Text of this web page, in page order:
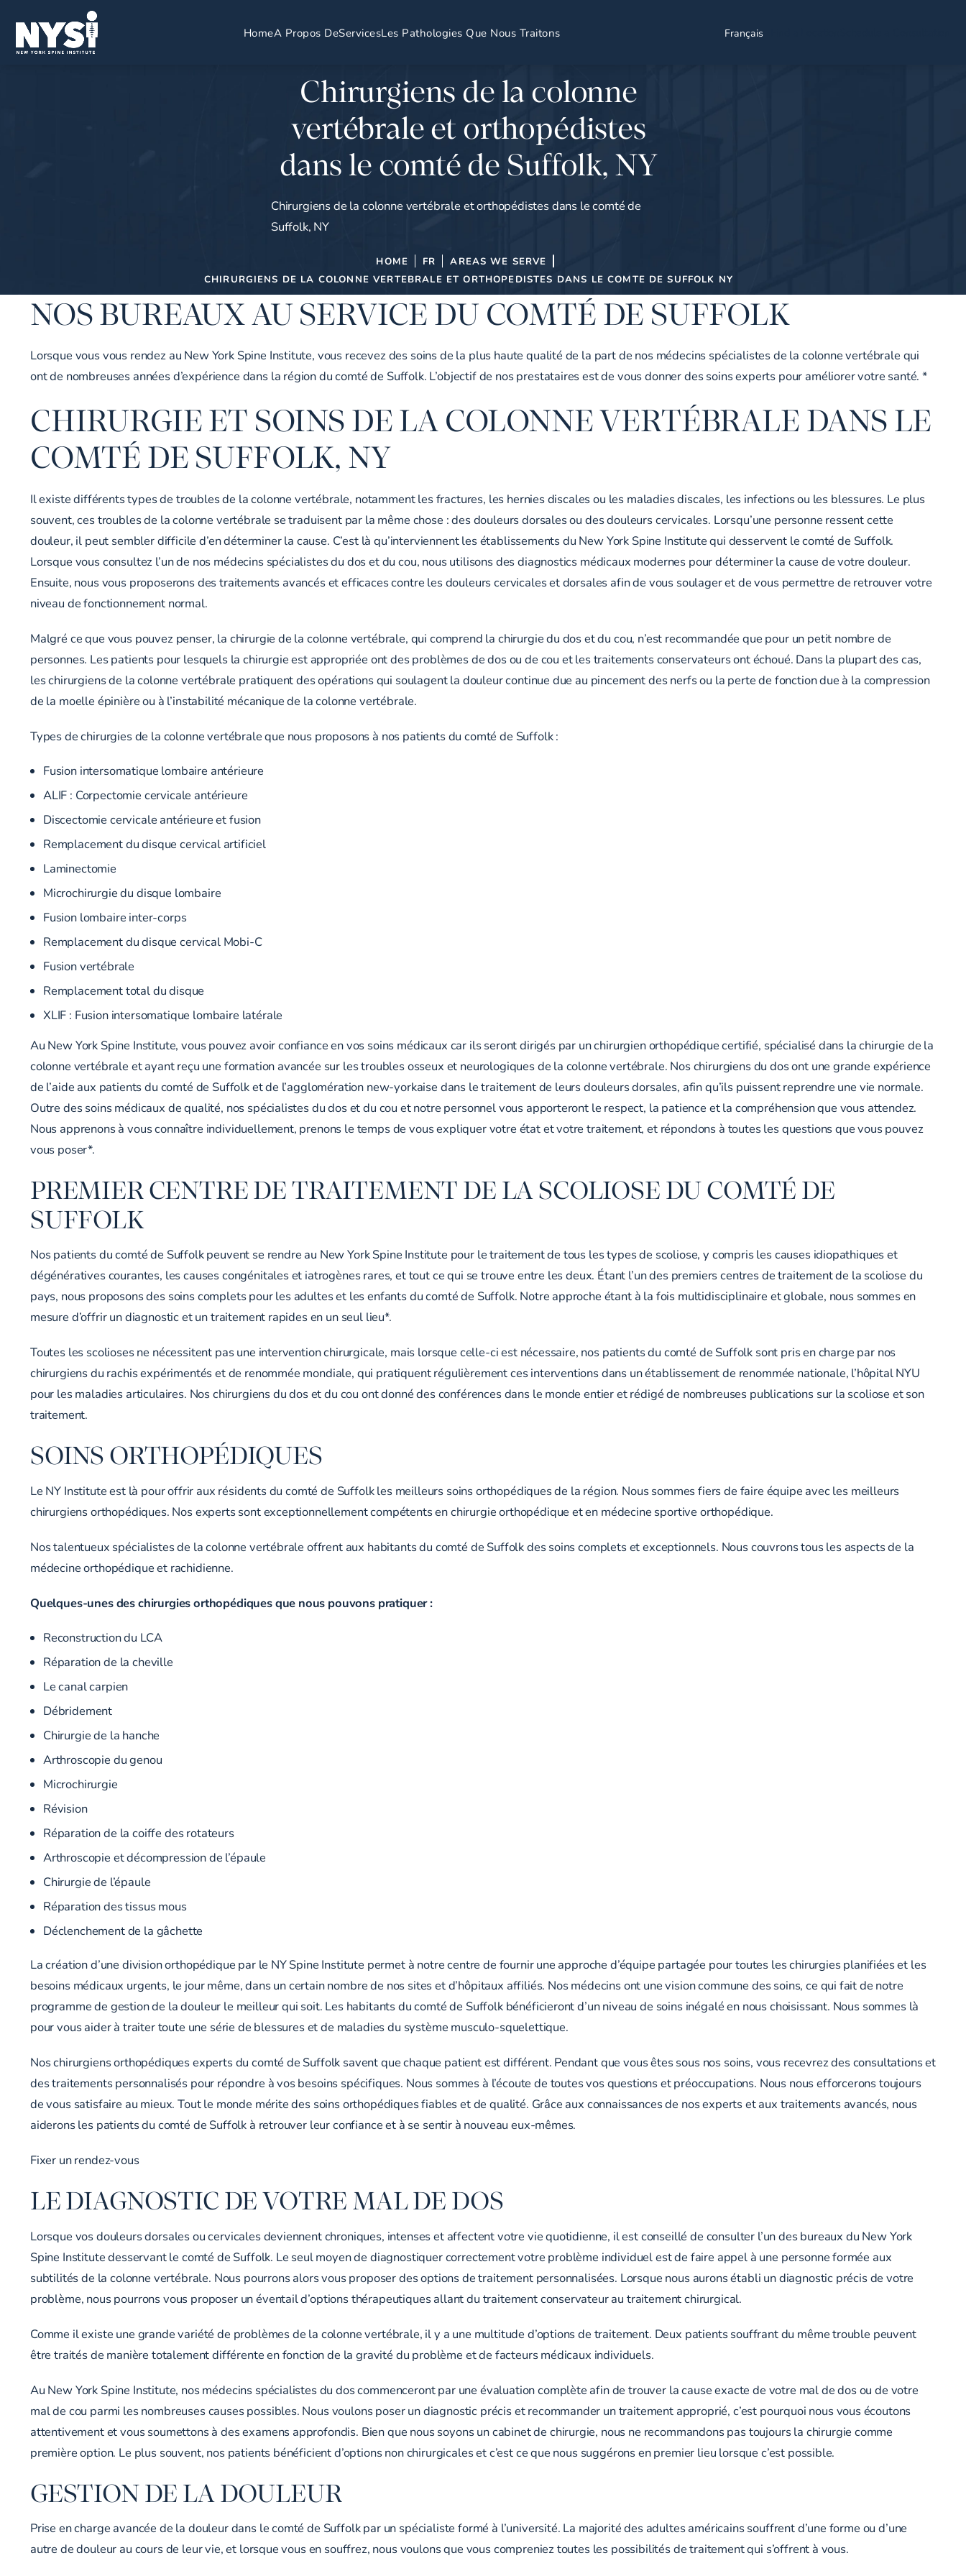
HomeA Propos DeServicesLes Pathologies Que Nous Traitons Français
Chirurgiens de la colonne
vertébrale et orthopédistes
dans le comté de Suffolk, NY
Chirurgiens de la colonne vertébrale et orthopédistes dans le comté de
Suffolk, NY
HOME FR
AREAS WE SERVE
CHIRURGIENS DE LA COLONNE VERTEBRALE ET ORTHOPEDISTES DANS LE COMTE DE SUFFOLK NY
NOS BUREAUX AU SERVICE DU COMTÉ DE SUFFOLK
Lorsque vous vous rendez au New York Spine Institute, vous recevez des soins de la plus haute qualité de la part de nos médecins spécialistes de la colonne vertébrale qui
ont de nombreuses années d’expérience dans la région du comté de Suffolk. L’objectif de nos prestataires est de vous donner des soins experts pour améliorer votre santé. *
CHIRURGIE ET SOINS DE LA COLONNE VERTÉBRALE DANS LE
COMTÉ DE SUFFOLK, NY
Il existe différents types de troubles de la colonne vertébrale, notamment les fractures, les hernies discales ou les maladies discales, les infections ou les blessures. Le plus
souvent, ces troubles de la colonne vertébrale se traduisent par la même chose : des douleurs dorsales ou des douleurs cervicales. Lorsqu’une personne ressent cette
douleur, il peut sembler difficile d’en déterminer la cause. C’est là qu’interviennent les établissements du New York Spine Institute qui desservent le comté de Suffolk.
Lorsque vous consultez l’un de nos médecins spécialistes du dos et du cou, nous utilisons des diagnostics médicaux modernes pour déterminer la cause de votre douleur.
Ensuite, nous vous proposerons des traitements avancés et efficaces contre les douleurs cervicales et dorsales afin de vous soulager et de vous permettre de retrouver votre
niveau de fonctionnement normal.
Malgré ce que vous pouvez penser, la chirurgie de la colonne vertébrale, qui comprend la chirurgie du dos et du cou, n’est recommandée que pour un petit nombre de
personnes. Les patients pour lesquels la chirurgie est appropriée ont des problèmes de dos ou de cou et les traitements conservateurs ont échoué. Dans la plupart des cas,
les chirurgiens de la colonne vertébrale pratiquent des opérations qui soulagent la douleur continue due au pincement des nerfs ou la perte de fonction due à la compression
de la moelle épinière ou à l’instabilité mécanique de la colonne vertébrale.
Types de chirurgies de la colonne vertébrale que nous proposons à nos patients du comté de Suffolk :
Fusion intersomatique lombaire antérieure
ALIF : Corpectomie cervicale antérieure
Discectomie cervicale antérieure et fusion
Remplacement du disque cervical artificiel
Laminectomie
Microchirurgie du disque lombaire
Fusion lombaire inter-corps
Remplacement du disque cervical Mobi-C
Fusion vertébrale
Remplacement total du disque
XLIF : Fusion intersomatique lombaire latérale
Au New York Spine Institute, vous pouvez avoir confiance en vos soins médicaux car ils seront dirigés par un chirurgien orthopédique certifié, spécialisé dans la chirurgie de la
colonne vertébrale et ayant reçu une formation avancée sur les troubles osseux et neurologiques de la colonne vertébrale. Nos chirurgiens du dos ont une grande expérience
de l’aide aux patients du comté de Suffolk et de l’agglomération new-yorkaise dans le traitement de leurs douleurs dorsales, afin qu’ils puissent reprendre une vie normale.
Outre des soins médicaux de qualité, nos spécialistes du dos et du cou et notre personnel vous apporteront le respect, la patience et la compréhension que vous attendez.
Nous apprenons à vous connaître individuellement, prenons le temps de vous expliquer votre état et votre traitement, et répondons à toutes les questions que vous pouvez
vous poser*.
PREMIER CENTRE DE TRAITEMENT DE LA SCOLIOSE DU COMTÉ DE
SUFFOLK
Nos patients du comté de Suffolk peuvent se rendre au New York Spine Institute pour le traitement de tous les types de scoliose, y compris les causes idiopathiques et
dégénératives courantes, les causes congénitales et iatrogènes rares, et tout ce qui se trouve entre les deux. Étant l’un des premiers centres de traitement de la scoliose du
pays, nous proposons des soins complets pour les adultes et les enfants du comté de Suffolk. Notre approche étant à la fois multidisciplinaire et globale, nous sommes en
mesure d’offrir un diagnostic et un traitement rapides en un seul lieu*.
Toutes les scolioses ne nécessitent pas une intervention chirurgicale, mais lorsque celle-ci est nécessaire, nos patients du comté de Suffolk sont pris en charge par nos
chirurgiens du rachis expérimentés et de renommée mondiale, qui pratiquent régulièrement ces interventions dans un établissement de renommée nationale, l’hôpital NYU
pour les maladies articulaires. Nos chirurgiens du dos et du cou ont donné des conférences dans le monde entier et rédigé de nombreuses publications sur la scoliose et son
traitement.
SOINS ORTHOPÉDIQUES
Le NY Institute est là pour offrir aux résidents du comté de Suffolk les meilleurs soins orthopédiques de la région. Nous sommes fiers de faire équipe avec les meilleurs
chirurgiens orthopédiques. Nos experts sont exceptionnellement compétents en chirurgie orthopédique et en médecine sportive orthopédique.
Nos talentueux spécialistes de la colonne vertébrale offrent aux habitants du comté de Suffolk des soins complets et exceptionnels. Nous couvrons tous les aspects de la
médecine orthopédique et rachidienne.
Quelques-unes des chirurgies orthopédiques que nous pouvons pratiquer :
Reconstruction du LCA
Réparation de la cheville
Le canal carpien
Débridement
Chirurgie de la hanche
Arthroscopie du genou
Microchirurgie
Révision
Réparation de la coiffe des rotateurs
Arthroscopie et décompression de l’épaule
Chirurgie de l’épaule
Réparation des tissus mous
Déclenchement de la gâchette
La création d’une division orthopédique par le NY Spine Institute permet à notre centre de fournir une approche d’équipe partagée pour toutes les chirurgies planifiées et les
besoins médicaux urgents, le jour même, dans un certain nombre de nos sites et d’hôpitaux affiliés. Nos médecins ont une vision commune des soins, ce qui fait de notre
programme de gestion de la douleur le meilleur qui soit. Les habitants du comté de Suffolk bénéficieront d’un niveau de soins inégalé en nous choisissant. Nous sommes là
pour vous aider à traiter toute une série de blessures et de maladies du système musculo-squelettique.
Nos chirurgiens orthopédiques experts du comté de Suffolk savent que chaque patient est différent. Pendant que vous êtes sous nos soins, vous recevrez des consultations et
des traitements personnalisés pour répondre à vos besoins spécifiques. Nous sommes à l’écoute de toutes vos questions et préoccupations. Nous nous efforcerons toujours
de vous satisfaire au mieux. Tout le monde mérite des soins orthopédiques fiables et de qualité. Grâce aux connaissances de nos experts et aux traitements avancés, nous
aiderons les patients du comté de Suffolk à retrouver leur confiance et à se sentir à nouveau eux-mêmes.
Fixer un rendez-vous
LE DIAGNOSTIC DE VOTRE MAL DE DOS
Lorsque vos douleurs dorsales ou cervicales deviennent chroniques, intenses et affectent votre vie quotidienne, il est conseillé de consulter l’un des bureaux du New York
Spine Institute desservant le comté de Suffolk. Le seul moyen de diagnostiquer correctement votre problème individuel est de faire appel à une personne formée aux
subtilités de la colonne vertébrale. Nous pourrons alors vous proposer des options de traitement personnalisées. Lorsque nous aurons établi un diagnostic précis de votre
problème, nous pourrons vous proposer un éventail d’options thérapeutiques allant du traitement conservateur au traitement chirurgical.
Comme il existe une grande variété de problèmes de la colonne vertébrale, il y a une multitude d’options de traitement. Deux patients souffrant du même trouble peuvent
être traités de manière totalement différente en fonction de la gravité du problème et de facteurs médicaux individuels.
Au New York Spine Institute, nos médecins spécialistes du dos commenceront par une évaluation complète afin de trouver la cause exacte de votre mal de dos ou de votre
mal de cou parmi les nombreuses causes possibles. Nous voulons poser un diagnostic précis et recommander un traitement approprié, c’est pourquoi nous vous écoutons
attentivement et vous soumettons à des examens approfondis. Bien que nous soyons un cabinet de chirurgie, nous ne recommandons pas toujours la chirurgie comme
première option. Le plus souvent, nos patients bénéficient d’options non chirurgicales et c’est ce que nous suggérons en premier lieu lorsque c’est possible.
GESTION DE LA DOULEUR
Prise en charge avancée de la douleur dans le comté de Suffolk par un spécialiste formé à l’université. La majorité des adultes américains souffrent d’une forme ou d’une
autre de douleur au cours de leur vie, et lorsque vous en souffrez, nous voulons que vous compreniez toutes les possibilités de traitement qui s’offrent à vous.